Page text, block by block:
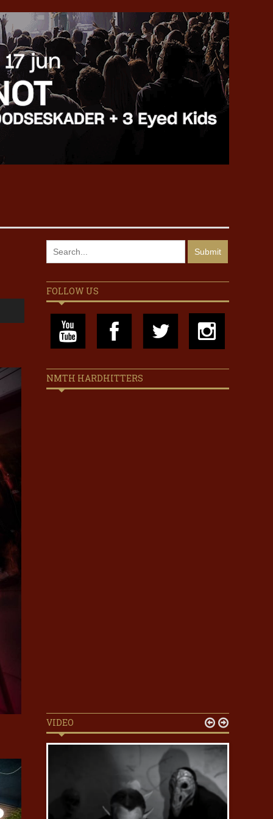
FOLLOW US
NMTH HARDHITTERS
VIDEO  